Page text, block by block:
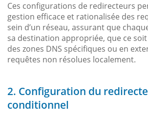
Ces configurations de redirecteurs
gestion efficace et rationalisée des
sein d’un réseau, assurant que
sa destination appropriée, que ce
des zones DNS spécifiques ou en
requêtes non résolues localement.
2. Configuration du
conditionnel